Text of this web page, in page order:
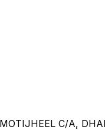
C/A,